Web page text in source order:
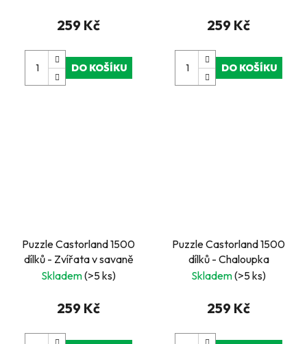
259 Kč
DO KOŠÍKU
259 Kč
DO KOŠÍKU
Puzzle Castorland 1500
dílků - Zvířata v savaně
Skladem(>5 ks)
259 Kč
Puzzle Castorland 1500
dílků - Chaloupka
Skladem(>5 ks)
259 Kč